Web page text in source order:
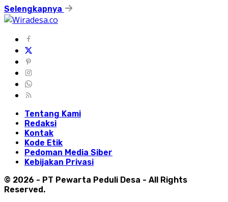
Selengkapnya
Tentang Kami
Redaksi
Kontak
Kode Etik
Pedoman Media Siber
Kebijakan Privasi
© 2026 - PT Pewarta Peduli Desa - All Rights
Reserved.